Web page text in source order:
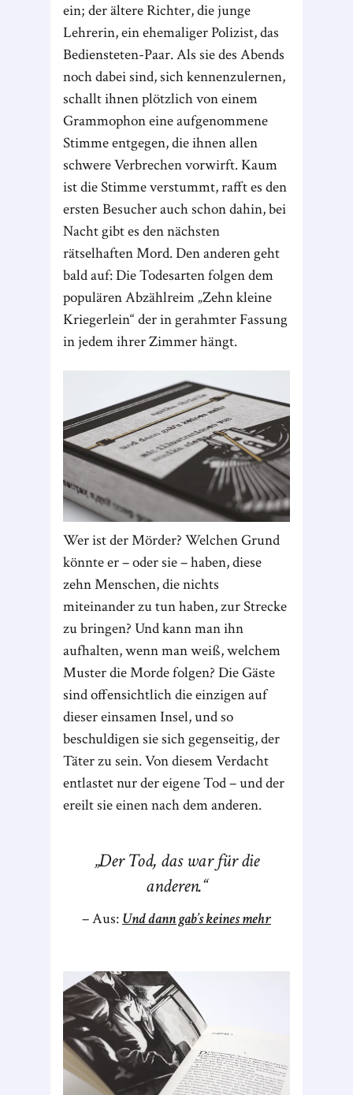
ein; der ältere Richter, die junge
Lehrerin, ein ehemaliger Polizist, das
Bediensteten-Paar. Als sie des Abends
noch dabei sind, sich kennenzulernen,
schallt ihnen plötzlich von einem
Grammophon eine aufgenommene
Stimme entgegen, die ihnen allen
schwere Verbrechen vorwirft. Kaum
ist die Stimme verstummt, rafft es den
ersten Besucher auch schon dahin, bei
Nacht gibt es den nächsten
rätselhaften Mord. Den anderen geht
bald auf: Die Todesarten folgen dem
populären Abzählreim „Zehn kleine
Kriegerlein“ der in gerahmter Fassung
in jedem ihrer Zimmer hängt.
Wer ist der Mörder? Welchen Grund
könnte er – oder sie – haben, diese
zehn Menschen, die nichts
miteinander zu tun haben, zur Strecke
zu bringen? Und kann man ihn
aufhalten, wenn man weiß, welchem
Muster die Morde folgen? Die Gäste
sind offensichtlich die einzigen auf
dieser einsamen Insel, und so
beschuldigen sie sich gegenseitig, der
Täter zu sein. Von diesem Verdacht
entlastet nur der eigene Tod – und der
ereilt sie einen nach dem anderen.
Der Tod, das war für die
anderen.
Aus:Und dann gab’s keines mehr